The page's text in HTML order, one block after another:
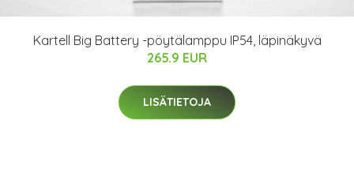
Kartell Big Battery -pöytälamppu IP54, läpinäkyvä
265.9 EUR
LISÄTIETOJA